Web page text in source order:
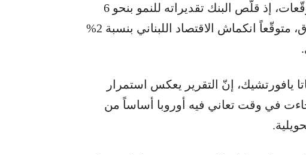
وسجّل لبنان والعراق أكبر خفض في التوقّعات، إذ قلّص البنك تقديراته للنمو بنحو 6
نقاط مئوية للبنان و5.1 نقاط مئوية للعراق، متوقّعاً انكماش الاقتصاد اللبناني بنسبة 2%
يافورتشيك، إنّ التقرير يعكس استمرار
في وقت تعاني فيه أوروبا أساساً من